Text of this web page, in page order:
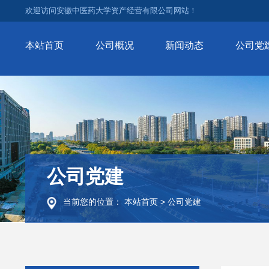
欢迎访问安徽中医药大学资产经营有限公司网站！
本站首页 公司概况 新闻动态 公司党
公司党建
当前您的位置： 本站首页 > 公司党建